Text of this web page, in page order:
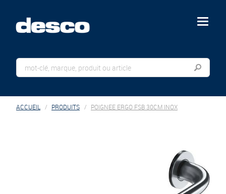
menu
ACCUEIL PRODUITS POIGNEE ERGO FSB 30CM INOX